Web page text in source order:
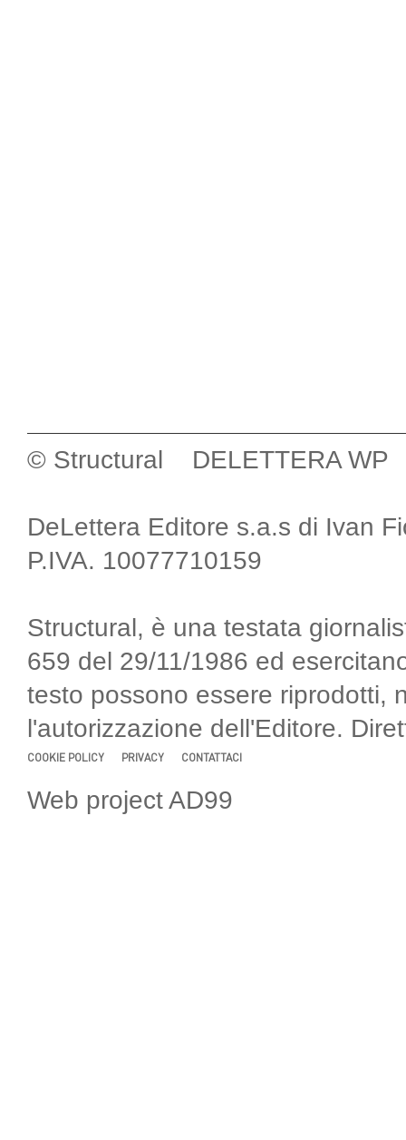
© Structural DELETTERA WP
DeLettera Editore s.a.s di Ivan
P.IVA. 10077710159
Structural, è una testata
659 del 29/11/1986 ed
testo possono essere riprodotti,
l'autorizzazione dell'Editore.
COOKIE POLICY PRIVACY CONTATTACI
Web project AD99